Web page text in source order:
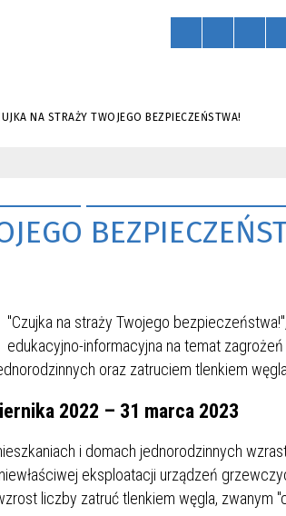
NA STRAŻY TWOJEGO BEZPIECZEŃSTWA!
"Czujka na straży Twojego
edukacyjno-informacyjna na temat
oraz zatruciem tlenkiem węgla.
2022 – 31 marca 2023
i domach jednorodzinnych
eksploatacji urządzeń
liczby zatruć tlenkiem węgla, zwanym